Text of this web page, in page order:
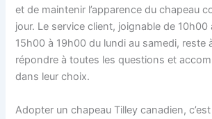
et de maintenir l’apparence du chapeau
jour. Le service client, joignable de 10h00
15h00 à 19h00 du lundi au samedi, reste
répondre à toutes les questions et
dans leur choix.
Adopter un chapeau Tilley canadien,